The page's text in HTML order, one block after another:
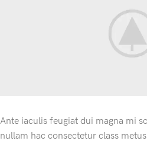
Ante iaculis feugiat dui magna mi
nullam hac consectetur class